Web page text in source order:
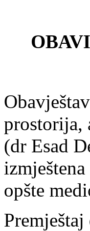
prostorija,
(dr Esad
opšte